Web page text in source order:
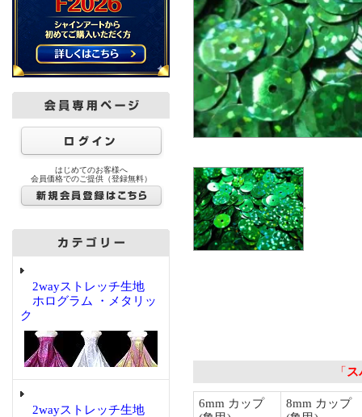
はじめてのお客様へ
会員価格でのご提供（登録無料）
2wayストレッチ生地
ホログラム ・メタリッ
ク
2wayストレッチ生地